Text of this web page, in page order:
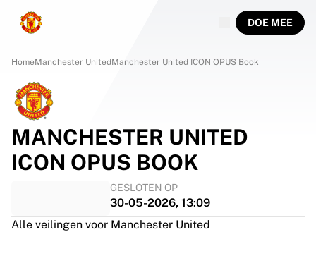
DOE MEE
HomeManchester UnitedManchester United ICON OPUS Book
MANCHESTER UNITED
ICON OPUS BOOK
GESLOTEN OP
30-05-2026, 13:09
Alle veilingen voor Manchester United